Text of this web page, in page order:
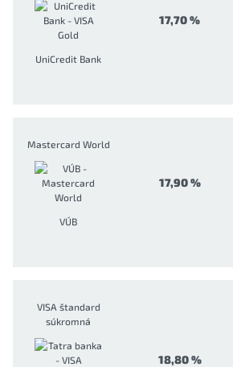
UniCredit Bank
17,70 %
Mastercard World
VÚB
17,90 %
VISA štandard
súkromná
18,80 %